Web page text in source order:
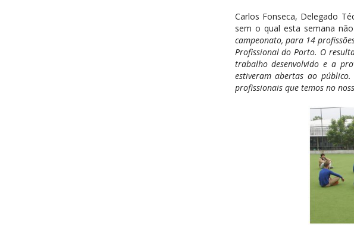
Carlos Fonseca, Delegado
sem o qual esta semana
campeonato, para 14
Profissional do Porto. O
trabalho desenvolvido e a
estiveram abertas ao
profissionais que temos no